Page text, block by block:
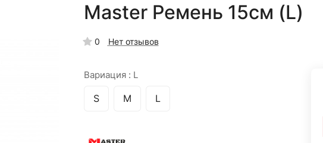
Master Ремень 15см (L)
0 Нет отзывов
Вариация : L
S M L